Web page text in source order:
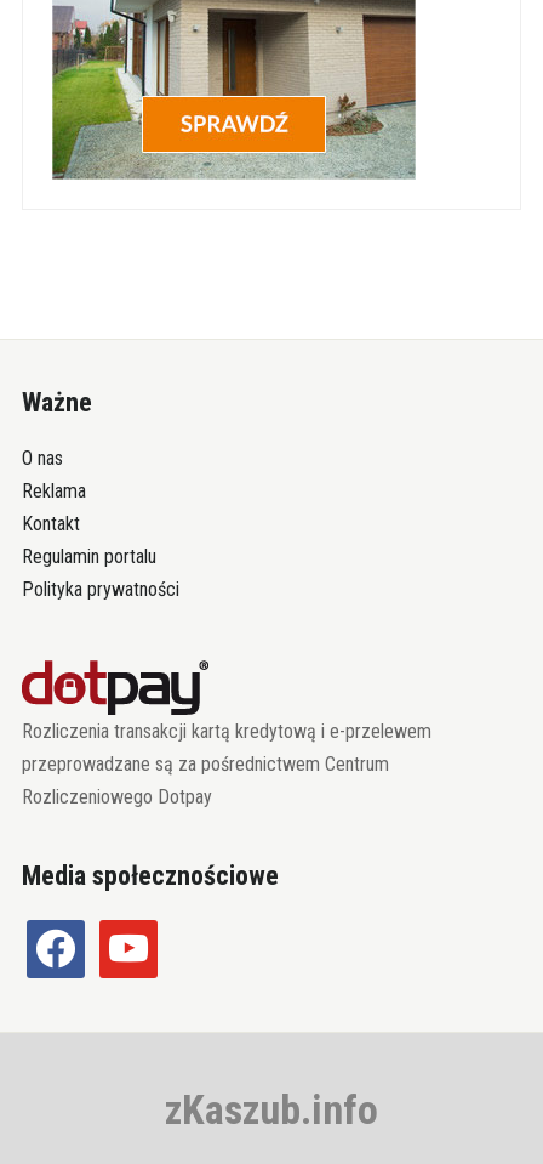
Ważne
O nas
Reklama
Kontakt
Regulamin portalu
Polityka prywatności
Rozliczenia transakcji kartą kredytową i e-przelewem
przeprowadzane są za pośrednictwem Centrum
Rozliczeniowego Dotpay
Media społecznościowe
facebook youtube
zKaszub.info